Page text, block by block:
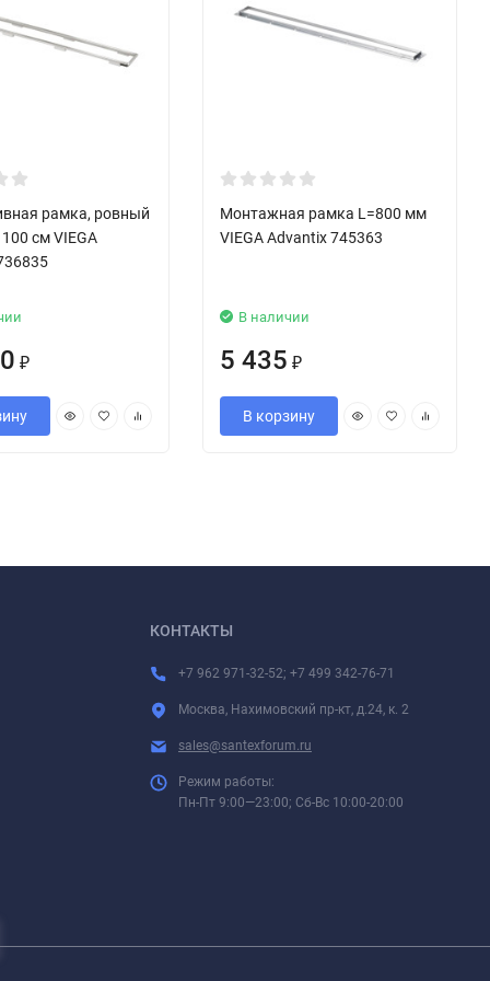
рамка, ровный
см VIEGA
₽
Монтажная рамка L=800 мм
VIEGA Advantix 745363
В наличии
5 435 ₽
В корзину
КОНТАКТЫ
+7 962 971-32-52; +7 499 342-76-71
Москва, Нахимовский пр-кт, д.24, к. 2
sales@santexforum.ru
Режим работы:
Пн-Пт 9:00—23:00; Сб-Вс 10:00-20:00